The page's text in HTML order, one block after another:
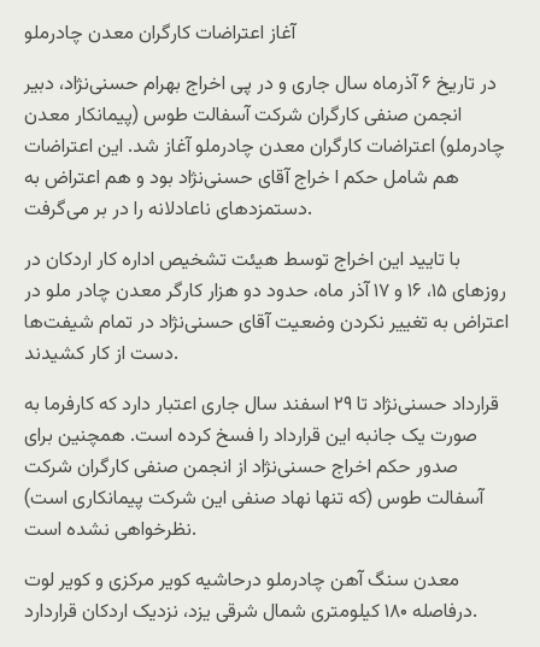
آغاز اعتراضات کارگران معدن چادرملو
در تاریخ ۶ آذرماه سال جاری و در پی اخراج بهرام حسنی‌نژاد، دبیر
انجمن صنفی کارگران شرکت آسفالت طوس (پیمانکار معدن
چادرملو) اعتراضات کارگران معدن چادرملو آغاز شد. این اعتراضات
هم شامل حکم ا خراج آقای حسنی‌نژاد بود و هم اعتراض به
دستمزدهای ناعادلانه را در بر می‌گرفت.
با تایید این اخراج توسط هیئت تشخیص اداره کار اردکان در
روزهای ۱۵، ۱۶ و ۱۷ آذر ماه، حدود دو هزار کارگر معدن چادر ملو در
اعتراض به تغییر نکردن وضعیت آقای حسنی‌نژاد در تمام شیفت‌ها
دست از کار کشیدند.
قرارداد حسنی‌نژاد تا ۲۹ اسفند سال جاری اعتبار دارد که کارفرما به
صورت یک جانبه این قرارداد را فسخ کرده است. همچنین برای
صدور حکم اخراج حسنی‌نژاد از انجمن صنفی کارگران شرکت
آسفالت طوس (که تنها نهاد صنفی این شرکت پیمانکاری است)
نظرخواهی نشده است.
معدن سنگ آهن چادرملو درحاشیه کویر مرکزی و کویر لوت
درفاصله ۱۸۰ کیلومتری شمال شرقی یزد، نزدیک اردکان قراردارد.